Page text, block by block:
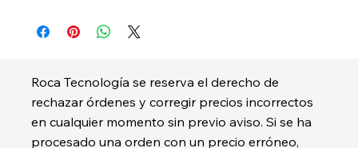
Roca Tecnología se reserva el derecho de
rechazar órdenes y corregir precios incorrectos
en cualquier momento sin previo aviso. Si se ha
procesado una orden con un precio erróneo,